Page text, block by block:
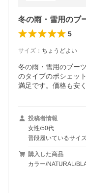
5
サイズ ： ちょうどよい
冬の雨・雪用のブー
のタイプのポシェッ
満足です。価格も安
投稿者情報
女性/50代
普段履いているサイ
購入した商品
カラー/NATURAL/